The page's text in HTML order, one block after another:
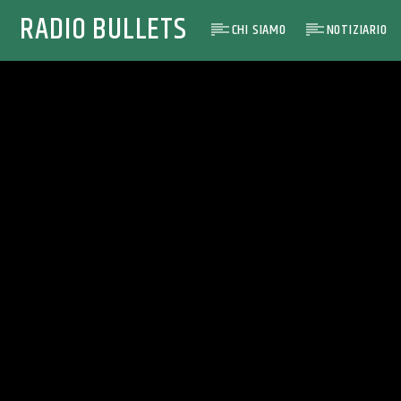
RADIO BULLETS CHI SIAMO NOTIZIARIO